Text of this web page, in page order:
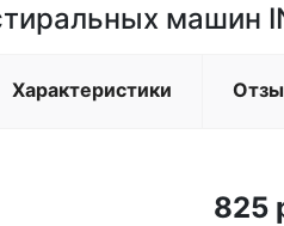
машин
Характеристики
825